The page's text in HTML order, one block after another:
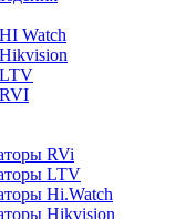
Watch
RVi
LTV
Hi.Watch
Hikvision